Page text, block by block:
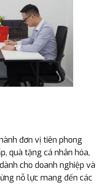
đơn vị tiên phong
quà tặng cá nhân hóa,
cho doanh nghiệp và
nỗ lực mang đến các